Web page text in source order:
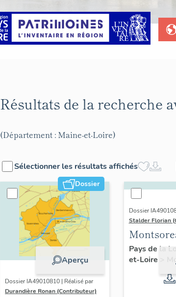
Résultats de la recherche
(Département : Maine-et-Loire)
Sélectionner les résultats affichés
Dossier
Aperçu
Dossier IA49010810 | Réalisé par
Durandière Ronan (Contributeur)
Dossier
Stalder Florian
commune
Pays de la
et-Loire